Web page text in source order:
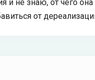
и не знаю, от чего
от